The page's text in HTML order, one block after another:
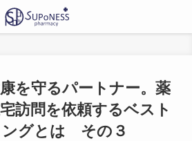
を守るパートナー。薬
訪問を依頼するベスト
ングとは その３